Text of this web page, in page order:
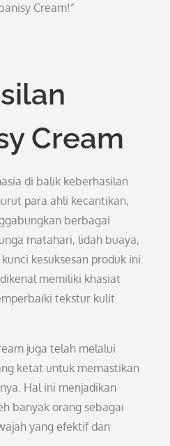
Cream!”
Cream
di balik keberhasilan
para ahli kecantikan,
berbagai
matahari, lidah buaya,
kesuksesan produk ini.
memiliki khasiat
tekstur kulit
juga telah melalui
ketat untuk memastikan
Hal ini menjadikan
banyak orang sebagai
yang efektif dan